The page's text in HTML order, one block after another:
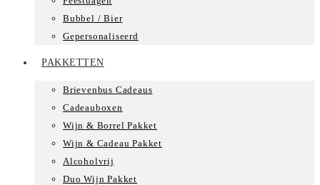
Bubbel / Bier
Gepersonaliseerd
PAKKETTEN
Brievenbus Cadeaus
Cadeauboxen
Wijn & Borrel Pakket
Wijn & Cadeau Pakket
Alcoholvrij
Duo Wijn Pakket